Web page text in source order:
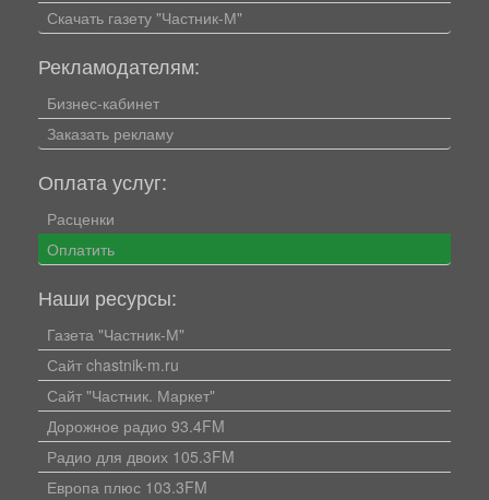
Скачать газету "Частник-М"
Рекламодателям:
Бизнес-кабинет
Заказать рекламу
Оплата услуг:
Расценки
Оплатить
Наши ресурсы:
Газета "Частник-М"
Сайт chastnik-m.ru
Сайт "Частник. Маркет"
Дорожное радио 93.4FM
Радио для двоих 105.3FM
Европа плюс 103.3FM